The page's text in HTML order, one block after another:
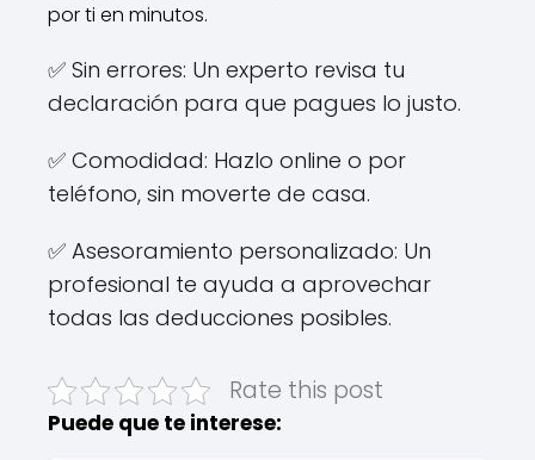
por ti en minutos.
✅ Sin errores: Un experto revisa tu
declaración para que pagues lo justo.
✅ Comodidad: Hazlo online o por
teléfono, sin moverte de casa.
✅ Asesoramiento personalizado: Un
profesional te ayuda a aprovechar
todas las deducciones posibles.
Rate this post
Puede que te interese: